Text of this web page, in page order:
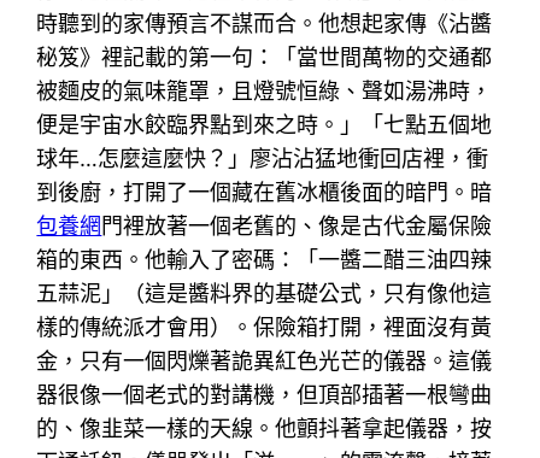
時聽到的家傳預言不謀而合。他想起家傳《沾醬
秘笈》裡記載的第一句：「當世間萬物的交通都
被麵皮的氣味籠罩，且燈號恒綠、聲如湯沸時，
便是宇宙水餃臨界點到來之時。」「七點五個地
球年…怎麼這麼快？」廖沾沾猛地衝回店裡，衝
到後廚，打開了一個藏在舊冰櫃後面的暗門。暗
包養網 門裡放著一個老舊的、像是古代金屬保險
箱的東西。他輸入了密碼：「一醬二醋三油四辣
五蒜泥」（這是醬料界的基礎公式，只有像他這
樣的傳統派才會用）。保險箱打開，裡面沒有黃
金，只有一個閃爍著詭異紅色光芒的儀器。這儀
器很像一個老式的對講機，但頂部插著一根彎曲
的、像韭菜一樣的天線。他顫抖著拿起儀器，按